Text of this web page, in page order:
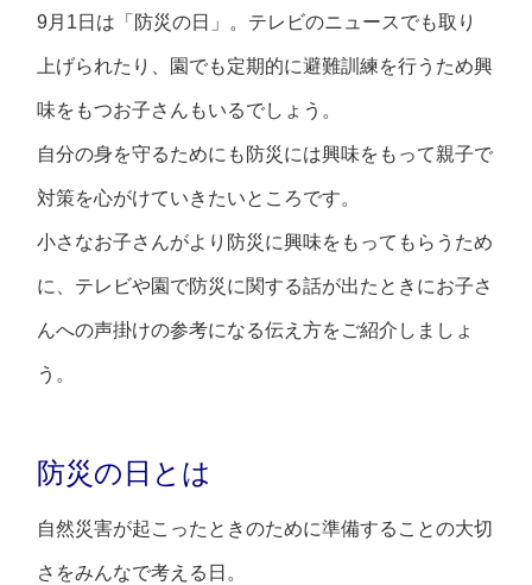
9月1日は「防災の日」。テレビのニュースでも取り
上げられたり、園でも定期的に避難訓練を行うため興
味をもつお子さんもいるでしょう。
自分の身を守るためにも防災には興味をもって親子で
対策を心がけていきたいところです。
小さなお子さんがより防災に興味をもってもらうため
に、テレビや園で防災に関する話が出たときにお子さ
んへの声掛けの参考になる伝え方をご紹介しましょ
う。
防災の日とは
自然災害が起こったときのために準備することの大切
さをみんなで考える日。